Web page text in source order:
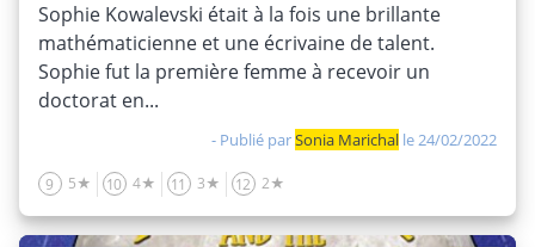
Sophie Kowalevski était à la fois une brillante
mathématicienne et une écrivaine de talent.
Sophie fut la première femme à recevoir un
doctorat en...
- Publié parSonia Marichal le 24/02/2022
9 5★ 10 4★ 11 3★ 12 2★